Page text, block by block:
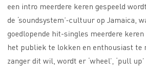
een intro meerdere keren gespeeld
de ‘soundsystem’-cultuur op Jamaica,
goedlopende hit-singles meerdere
het publiek te lokken en enthousiast te
zanger dit wil, wordt er ‘wheel’, ‘pull up’